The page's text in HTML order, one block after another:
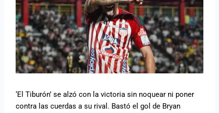
‘El Tiburón’ se alzó con la victoria sin noquear ni poner
contra las cuerdas a su rival. Bastó el gol de Bryan